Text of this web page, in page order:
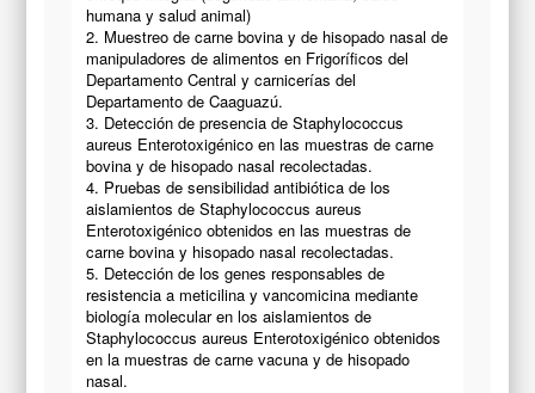
humana y salud animal)
2. Muestreo de carne bovina y de hisopado nasal de
manipuladores de alimentos en Frigoríficos del
Departamento Central y carnicerías del
Departamento de Caaguazú.
3. Detección de presencia de Staphylococcus
aureus Enterotoxigénico en las muestras de carne
bovina y de hisopado nasal recolectadas.
4. Pruebas de sensibilidad antibiótica de los
aislamientos de Staphylococcus aureus
Enterotoxigénico obtenidos en las muestras de
carne bovina y hisopado nasal recolectadas.
5. Detección de los genes responsables de
resistencia a meticilina y vancomicina mediante
biología molecular en los aislamientos de
Staphylococcus aureus Enterotoxigénico obtenidos
en la muestras de carne vacuna y de hisopado
nasal.